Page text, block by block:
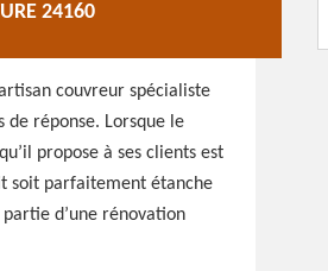
24160
couvreur spécialiste
réponse. Lorsque le
propose à ses clients est
soit parfaitement étanche
d’une rénovation